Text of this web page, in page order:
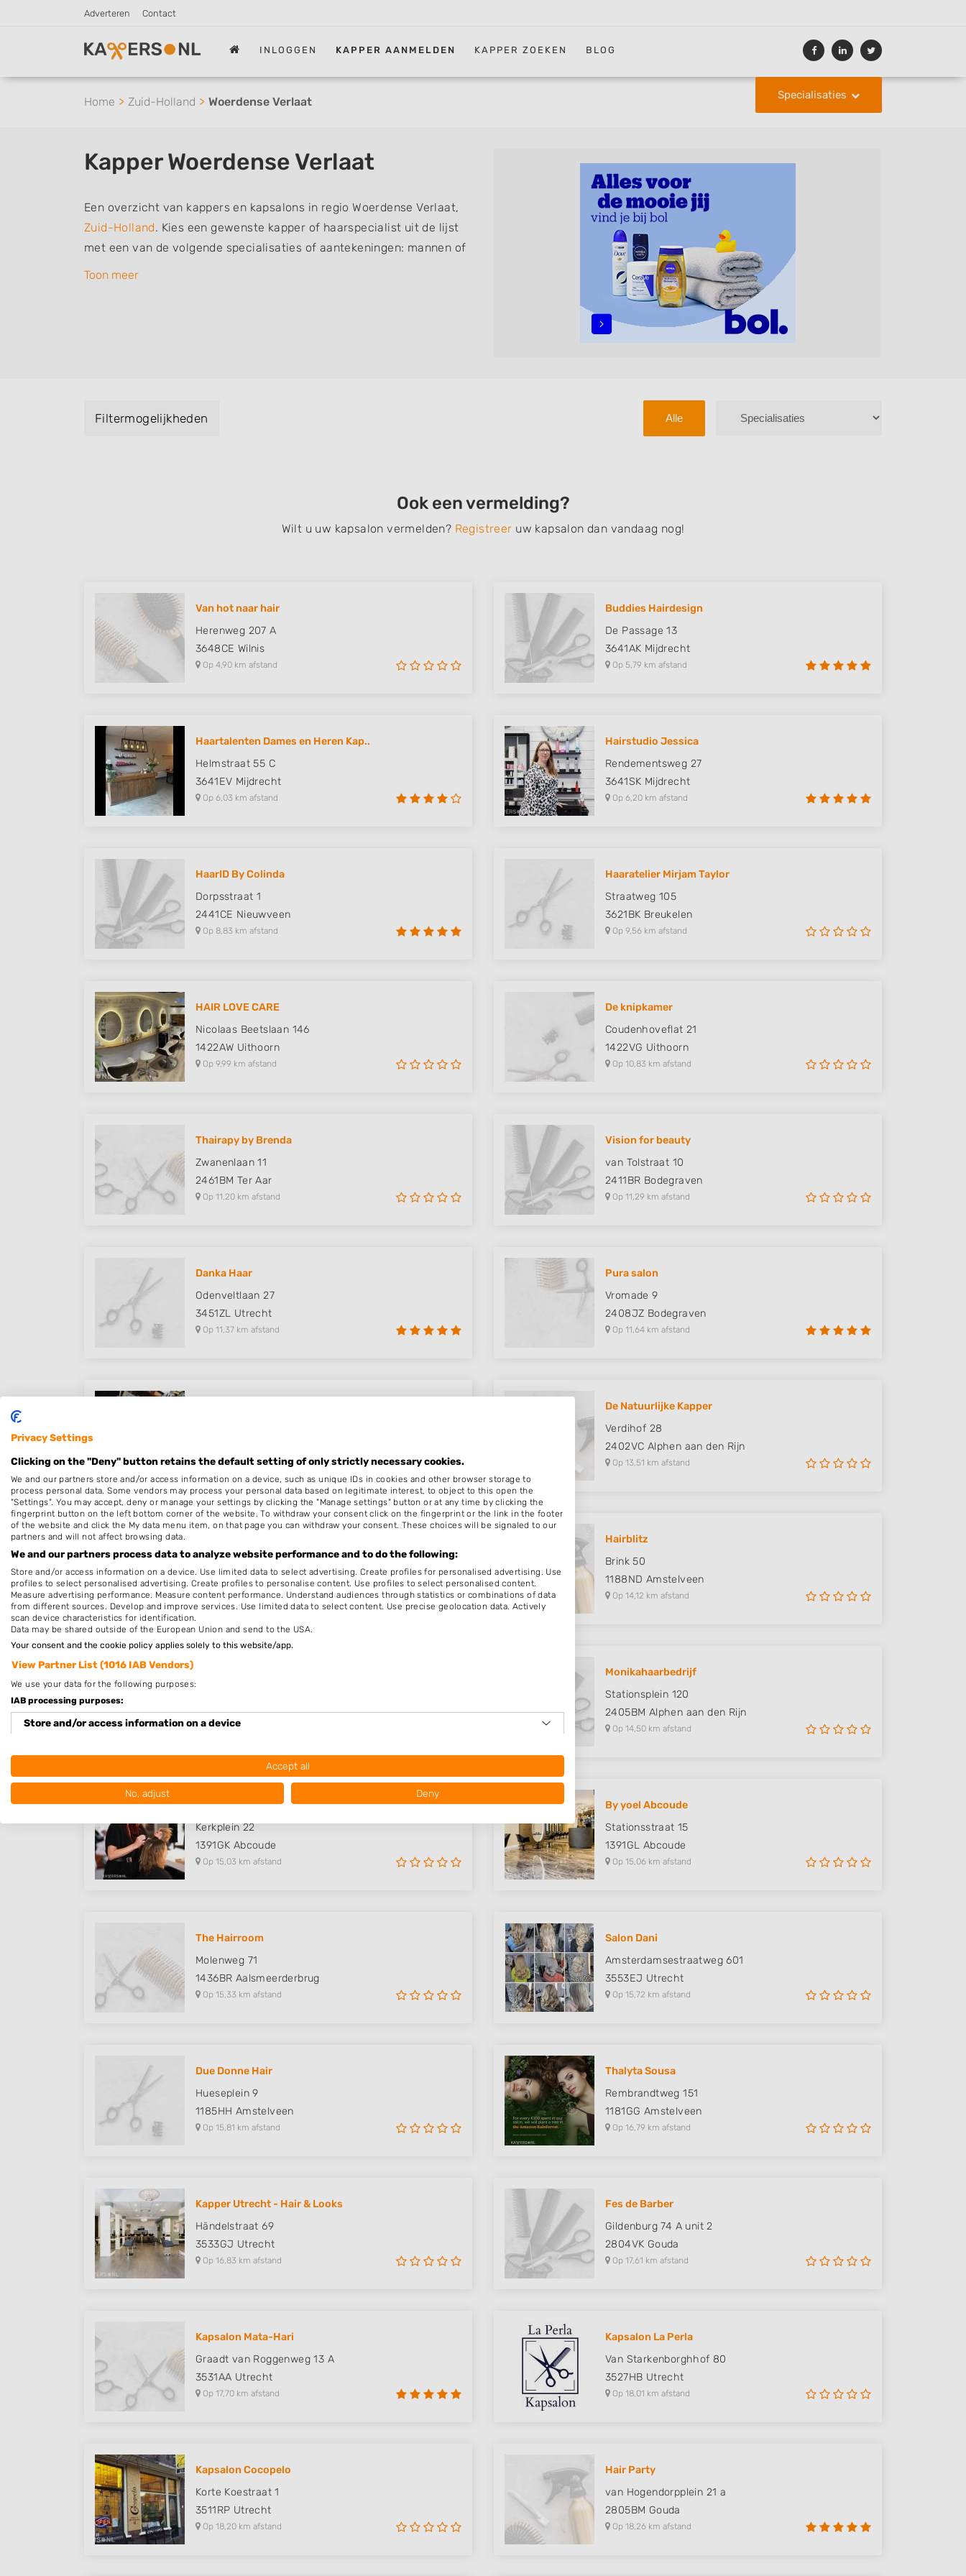
Adverteren Contact
INLOGGEN KAPPER AANMELDEN KAPPER ZOEKEN BLOG
Specialisaties
Home Zuid-Holland Woerdense Verlaat
Kapper Woerdense Verlaat
Een overzicht van kappers en kapsalons in regio Woerdense Verlaat,
Zuid-Holland. Kies een gewenste kapper of haarspecialist uit de lijst
met een van de volgende specialisaties of aantekeningen: mannen of
herenkapper, vrouwen of dameskapper, kinderkapper, thuiskapper,
iedere wijk (noord, oost, zuid, west en het centrum) van Woerdense
Toon meer
Filtermogelijkheden Alle
Ook een vermelding?
Wilt u uw kapsalon vermelden? Registreer uw kapsalon dan vandaag nog!
Van hot naar hair
Herenweg 207 A
3648CE Wilnis
Op 4,90 km afstand
Buddies Hairdesign
De Passage 13
3641AK Mijdrecht
Op 5,79 km afstand
Haartalenten Dames en Heren Kap..
Helmstraat 55 C
3641EV Mijdrecht
Op 6,03 km afstand
Hairstudio Jessica
Rendementsweg 27
3641SK Mijdrecht
Op 6,20 km afstand
HaarID By Colinda
Dorpsstraat 1
2441CE Nieuwveen
Op 8,83 km afstand
Haaratelier Mirjam Taylor
Straatweg 105
3621BK Breukelen
Op 9,56 km afstand
HAIR LOVE CARE
Nicolaas Beetslaan 146
1422AW Uithoorn
Op 9,99 km afstand
De knipkamer
Coudenhoveflat 21
1422VG Uithoorn
Op 10,83 km afstand
Thairapy by Brenda
Zwanenlaan 11
2461BM Ter Aar
Op 11,20 km afstand
Vision for beauty
van Tolstraat 10
2411BR Bodegraven
Op 11,29 km afstand
Danka Haar
Odenveltlaan 27
3451ZL Utrecht
Op 11,37 km afstand
Pura salon
Vromade 9
2408JZ Bodegraven
Op 11,64 km afstand
Op 12,23 km afstand
De Natuurlijke Kapper
Verdihof 28
2402VC Alphen aan den Rijn
Op 13,51 km afstand
Da Costastraat 30
2406AT Alphen aan den Rijn
Op 13,77 km afstand
Hairblitz
Brink 50
1188ND Amstelveen
Op 14,12 km afstand
3417TV Montfoort
Op 14,28 km afstand
Monikahaarbedrijf
Stationsplein 120
2405BM Alphen aan den Rijn
Op 14,50 km afstand
Trendlounge Abcoude
Kerkplein 22
1391GK Abcoude
Op 15,03 km afstand
By yoel Abcoude
Stationsstraat 15
1391GL Abcoude
Op 15,06 km afstand
The Hairroom
Molenweg 71
1436BR Aalsmeerderbrug
Op 15,33 km afstand
Salon Dani
Amsterdamsestraatweg 601
3553EJ Utrecht
Op 15,72 km afstand
Due Donne Hair
Hueseplein 9
1185HH Amstelveen
Op 15,81 km afstand
Thalyta Sousa
Rembrandtweg 151
1181GG Amstelveen
Op 16,79 km afstand
Kapper Utrecht - Hair & Looks
Händelstraat 69
3533GJ Utrecht
Op 16,83 km afstand
Fes de Barber
Gildenburg 74 A unit 2
2804VK Gouda
Op 17,61 km afstand
Kapsalon Mata-Hari
Graadt van Roggenweg 13 A
3531AA Utrecht
Op 17,70 km afstand
Kapsalon La Perla
Van Starkenborghhof 80
3527HB Utrecht
Op 18,01 km afstand
Kapsalon Cocopelo
Korte Koestraat 1
3511RP Utrecht
Op 18,20 km afstand
Hair Party
van Hogendorpplein 21 a
2805BM Gouda
Op 18,26 km afstand
Privacy Settings
Clicking on the "Deny" button retains the default setting of only strictly necessary cookies.
We and our partners store and/or access information on a device, such as unique IDs in cookies and other browser storage to
process personal data. Some vendors may process your personal data based on legitimate interest, to object to this open the
"Settings". You may accept, deny or manage your settings by clicking the "Manage settings" button or at any time by clicking the
fingerprint button on the left bottom corner of the website. To withdraw your consent click on the fingerprint or the link in the footer
of the website and click the My data menu item, on that page you can withdraw your consent. These choices will be signaled to our
partners and will not affect browsing data.
We and our partners process data to analyze website performance and to do the following:
Store and/or access information on a device. Use limited data to select advertising. Create profiles for personalised advertising. Use
profiles to select personalised advertising. Create profiles to personalise content. Use profiles to select personalised content.
Measure advertising performance. Measure content performance. Understand audiences through statistics or combinations of data
from different sources. Develop and improve services. Use limited data to select content. Use precise geolocation data. Actively
scan device characteristics for identification.
Data may be shared outside of the European Union and send to the USA.
Your consent and the cookie policy applies solely to this website/app.
View Partner List (1016 IAB Vendors)
We use your data for the following purposes:
IAB processing purposes:
Store and/or access information on a device
Create profiles for personalised advertising
Create profiles to personalise content
Use profiles to select personalised content
Understand audiences through statistics or combinations of data from different
Develop and improve services
Use precise geolocation data
Identify devices based on information actively requested
Non-IAB processing purposes:
Accept all
No, adjust Deny